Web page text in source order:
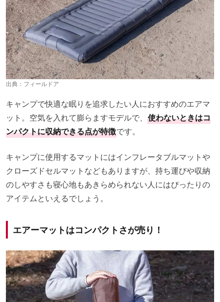
出典： フィールドア
キャンプで快適な眠りを追求したい人におすすめのエアマ
ット。空気を入れて膨らますモデルで、 使わないときはコ
ンパクトに収納できる点が特徴です。
キャンプに使用するマットにはインフレータブルマットや
クローズドセルマットなどもありますが、持ち運びや収納
のしやすさも寝心地もあきらめられない人にはぴったりの
アイテムといえるでしょう。
エアーマットはコンパクトさが売り！